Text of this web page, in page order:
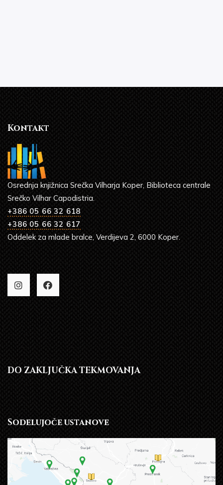
Kontakt
Osrednja knjižnica Srečka Vilharja Koper, Biblioteca centrale
Srečko Vilhar Capodistria.
+386 05 66 32 618
+386 05 66 32 617
Oddelek za mlade bralce, Verdijeva 2, 6000 Koper.
DO ZAKLJUČKA TEKMOVANJA
Sodelujoče ustanove